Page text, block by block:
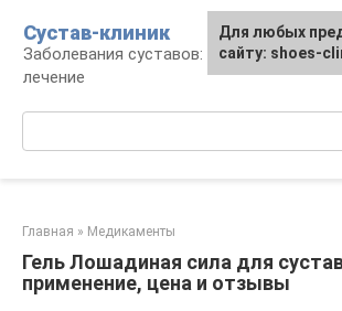
контенту
Сустав-клиник
Заболевания суставов: профилактика и
лечение
Главная » Медикаменты
Гель Лошадиная сила для
применение, цена и отзывы
Для любых
сайту: shoes-